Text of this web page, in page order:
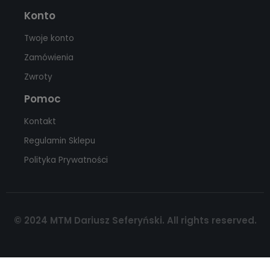
Konto
Twoje konto
Zamówienia
Zwroty
Pomoc
Kontakt
Regulamin Sklepu
Polityka Prywatności
© 2024 MTM Dariusz Seferyński. All rights reserved.